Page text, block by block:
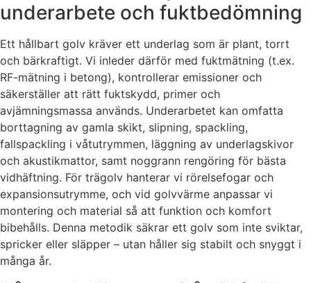
underarbete och fuktbedömning
Ett hållbart golv kräver ett underlag som är plant, torrt
och bärkraftigt. Vi inleder därför med fuktmätning (t.ex.
RF-mätning i betong), kontrollerar emissioner och
säkerställer att rätt fuktskydd, primer och
avjämningsmassa används. Underarbetet kan omfatta
borttagning av gamla skikt, slipning, spackling,
fallspackling i våtutrymmen, läggning av underlagskivor
och akustikmattor, samt noggrann rengöring för bästa
vidhäftning. För trägolv hanterar vi rörelsefogar och
expansionsutrymme, och vid golvvärme anpassar vi
montering och material så att funktion och komfort
bibehålls. Denna metodik säkrar ett golv som inte sviktar,
spricker eller släpper – utan håller sig stabilt och snyggt i
många år.